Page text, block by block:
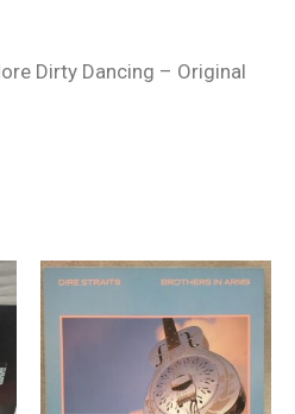
Dirty Dancing – Original